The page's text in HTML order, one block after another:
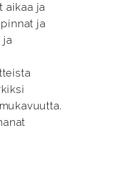
aikaa ja
ja
ja